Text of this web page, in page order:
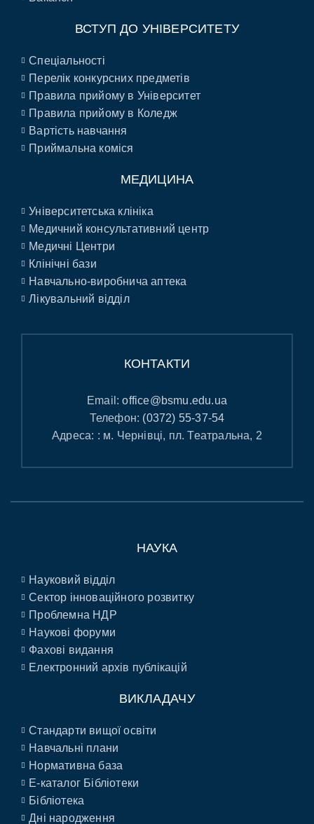
ВСТУП ДО УНІВЕРСИТЕТУ
Спеціальності
Перелік конкурсних предметів
Правила прийому в Університет
Правила прийому в Коледж
Вартість навчання
Приймальна коміся
МЕДИЦИНА
Університетська клініка
Медичний консультативний центр
Медичні Центри
Клінічні бази
Навчально-виробнича аптека
Лікувальний відділ
КОНТАКТИ
Email:office@bsmu.edu.ua
Телефон: (0372) 55-37-54
Адреса: : м. Чернівці, пл. Театральна, 2
НАУКА
Науковий відділ
Сектор інноваційного розвитку
Проблемна НДР
Наукові форуми
Фахові видання
Електронний архів публікацій
ВИКЛАДАЧУ
Стандарти вищої освіти
Навчальні плани
Нормативна база
E-каталог Бібліотеки
Бібліотека
Дні народження